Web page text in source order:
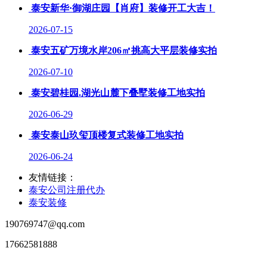
泰安新华·御湖庄园【肖府】装修开工大吉！
2026-07-15
泰安五矿万境水岸206㎡挑高大平层装修实拍
2026-07-10
泰安碧桂园.湖光山麓下叠墅装修工地实拍
2026-06-29
泰安泰山玖玺顶楼复式装修工地实拍
2026-06-24
友情链接：
泰安公司注册代办
泰安装修
190769747@qq.com
17662581888